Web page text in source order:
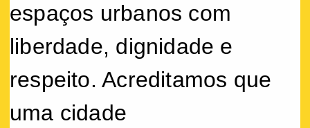
espaços urbanos com
liberdade, dignidade e
respeito. Acreditamos que
uma cidade